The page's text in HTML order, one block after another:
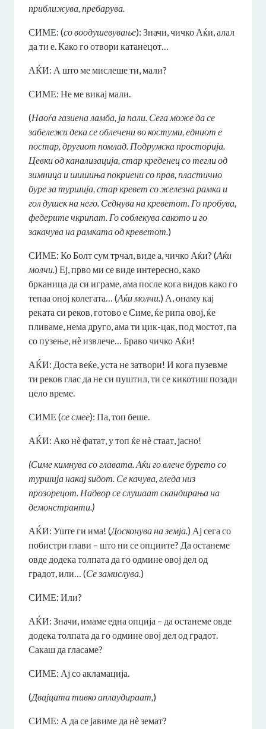
приближува, пребарува.
СИМЕ: (со воодушевување): Значи, чичко Аќи, алал
да ти е. Како го отвори катанецот…
АЌИ: А што ме мислеше ти, мали?
СИМЕ: Не ме викај мали.
(Наоѓа газиена ламба, ја пали. Сега може да се
забележи дека се облечени во костуми, едниот е
постар, другиот помлад. Подрумска просторија.
Цевки од канализација, стар креденец со тегли од
зимница и шишиња покриени со прав, пластично
буре за туршија, стар кревет со железна рамка и
гол душек на него. Седнува на креветот. Го пробува,
федерите чкрипат. Го соблекува сакото и го
закачува на рамката од креветот.)
СИМЕ: Ко Болт сум трчал, виде а, чичко Аќи? (Аќи
молчи.) Еј, прво ми се виде интересно, како
брканица да си играме, ама после кога видов како го
тепаа оној колегата… (Аќи молчи.) А, онаму кај
реката си реков, готово е Симе, ќе рипа овој, ќе
пливаме, нема друго, ама ти цик-цак, под мостот, па
со пузење, нѐ извлече… Браво чичко Аќи!
АЌИ: Доста веќе, уста не затвори! И кога пузевме
ти реков глас да не си пуштил, ти се кикотиш позади
цело време.
СИМЕ (се смее): Па, топ беше.
АЌИ: Ако нѐ фатат, у топ ќе нѐ стаат, јасно!
(Симе кимнува со главата. Аќи го влече бурето со
туршија накај ѕидот. Се качува, гледа низ
прозорецот. Надвор се слушаат скандирања на
демонстранти.)
АЌИ: Уште ги има! (Досконува на земја.) Ај сега со
побистри глави – што ни се опциите? Да останеме
овде додека толпата да го одмине овој дел од
градот, или… (Се замислува.)
СИМЕ: Или?
АЌИ: Значи, имаме една опција – да останеме овде
додека толпата да го одмине овој дел од градот.
Сакаш да гласаме?
СИМЕ: Ај со акламација.
(Двајцата тивко аплаудираат,)
СИМЕ: А да се јавиме да нѐ земат?